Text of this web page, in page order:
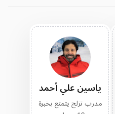
ياسين علي أحمد
مدرب تزلج يتمتع بخبرة